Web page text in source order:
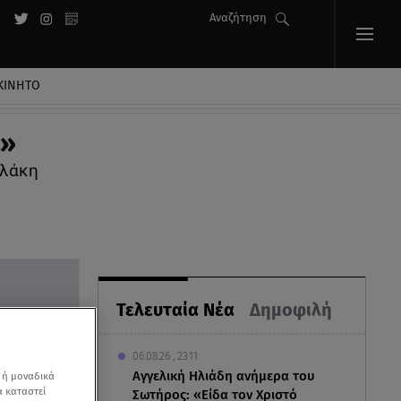
Αναζήτηση
Τελευταία Νέα Δημοφιλή
06.08.26 , 23:11
Αγγελική Ηλιάδη ανήμερα του
Σωτήρος: «Είδα τον Χριστό
μοναδικά